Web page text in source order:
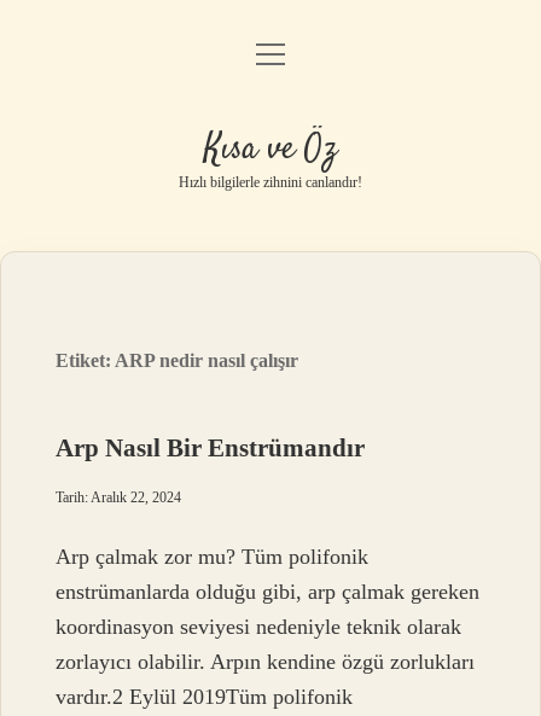
Anasayfa
Gizlilik Politikası
Yasal Uyarı
menüyü
Kısa ve Öz
Hızlı bilgilerle zihnini canlandır!
Etiket: ARP nedir nasıl çalışır
Arp Nasıl Bir Enstrümandır
Tarih: Aralık 22, 2024
Arp çalmak zor mu? Tüm polifonik
enstrümanlarda olduğu gibi, arp çalmak gereken
koordinasyon seviyesi nedeniyle teknik olarak
zorlayıcı olabilir. Arpın kendine özgü zorlukları
vardır.2 Eylül 2019Tüm polifonik